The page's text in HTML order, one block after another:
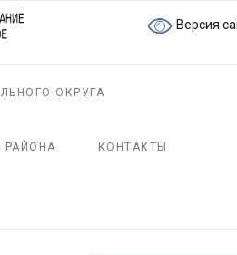
Версия
ОКРУГА
РАЙОНА КОНТАКТЫ